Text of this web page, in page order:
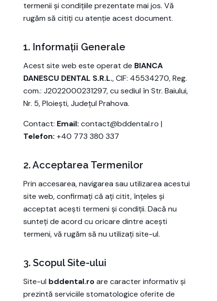
termenii și condițiile prezentate mai jos. Vă
rugăm să citiți cu atenție acest document.
1. Informații Generale
Acest site web este operat de BIANCA
DANESCU DENTAL S.R.L., CIF: 45534270, Reg.
com.: J2022000231297, cu sediul în Str. Baiului,
Nr. 5, Ploiești, Județul Prahova.
Contact: Email: contact@bddental.ro |
Telefon: +40 773 380 337
2. Acceptarea Termenilor
Prin accesarea, navigarea sau utilizarea acestui
site web, confirmați că ați citit, înțeles și
acceptat acești termeni și condiții. Dacă nu
sunteți de acord cu oricare dintre acești
termeni, vă rugăm să nu utilizați site-ul.
3. Scopul Site-ului
Site-ul bddental.roare caracter informativ și
prezintă serviciile stomatologice oferite de